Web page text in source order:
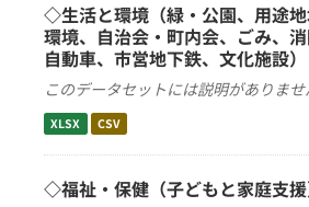
◇生活と環境（緑・公園、用途地
環境、自治会・町内会、ごみ、消
自動車、市営地下鉄、文化施設）
このデータセットには説明がありませ
XLSX CSV
◇福祉・保健（子どもと家庭支援